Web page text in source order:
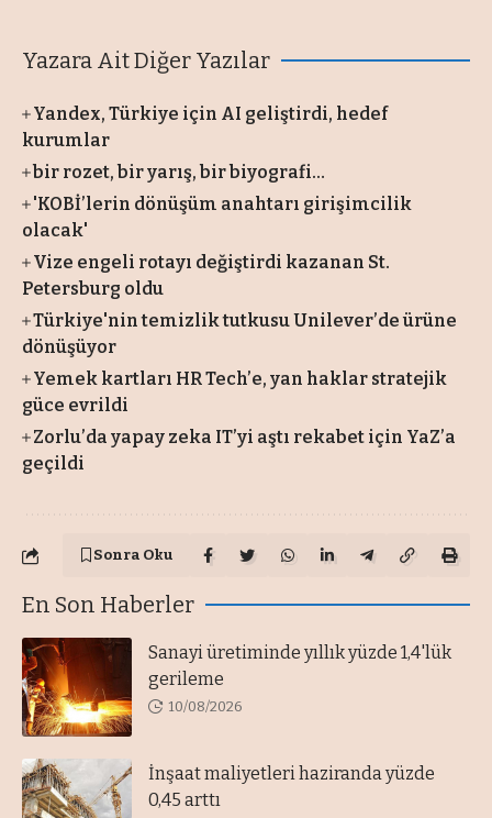
Yazara Ait Diğer Yazılar
Yandex, Türkiye için AI geliştirdi, hedef
kurumlar
bir rozet, bir yarış, bir biyografi…
'KOBİ’lerin dönüşüm anahtarı girişimcilik
olacak'
Vize engeli rotayı değiştirdi kazanan St.
Petersburg oldu
Türkiye'nin temizlik tutkusu Unilever’de ürüne
dönüşüyor
Yemek kartları HR Tech’e, yan haklar stratejik
güce evrildi
Zorlu’da yapay zeka IT’yi aştı rekabet için YaZ’a
geçildi
Sonra Oku
En Son Haberler
Sanayi üretiminde yıllık yüzde 1,4'lük
gerileme
10/08/2026
İnşaat maliyetleri haziranda yüzde
0,45 arttı